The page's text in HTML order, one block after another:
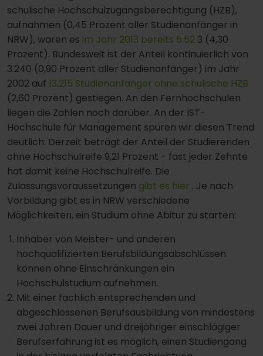
schulische Hochschulzugangsberechtigung (HZB),
aufnahmen (0,45 Prozent aller Studienanfänger in
NRW), waren es im Jahr 2013 bereits 5.52 3 (4,30
Prozent). Bundesweit ist der Anteil kontinuierlich von
3.240 (0,90 Prozent aller Studienanfänger) im Jahr
2002 auf 13.215 Studienanfänger ohne schulische HZB
(2,60 Prozent) gestiegen. An den Fernhochschulen
liegen die Zahlen noch darüber. An der IST-
Hochschule für Management spüren wir diesen Trend
deutlich: Derzeit beträgt der Anteil der Studierenden
ohne Hochschulreife 9,21 Prozent - fast jeder Zehnte
hat damit keine Hochschulreife. Die
Zulassungsvoraussetzungen gibt es hier . Je nach
Vorbildung gibt es in NRW verschiedene
Möglichkeiten, ein Studium ohne Abitur zu starten:
Inhaber von Meister- und anderen
hochqualifizierten Berufsbildungsabschlüssen
können ohne Einschränkungen ein
Hochschulstudium aufnehmen.
Mit einer fachlich entsprechenden und
abgeschlossenen Berufsausbildung von mindestens
zwei Jahren Dauer und dreijähriger einschlägiger
Berufserfahrung ist es möglich, einen Studiengang